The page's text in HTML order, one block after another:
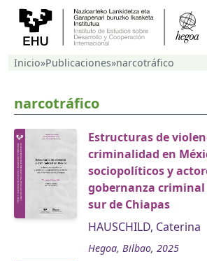
Inicio»Publicaciones»narcotráfico
narcotráfico
Estructuras de
criminalidad en
sociopolíticos y
gobernanza
sur de Chiapas
HAUSCHILD, Caterina
Hegoa, Bilbao, 2025